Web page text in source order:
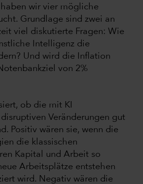
wir vier mögliche
Grundlage sind zwei an
viel diskutierte Fragen: Wie
Intelligenz die
Und wird die Inflation
von 2%
ob die mit KI
Veränderungen gut
Positiv wären sie, wenn die
die klassischen
Kapital und Arbeit so
Arbeitsplätze entstehen
wird. Negativ wären die